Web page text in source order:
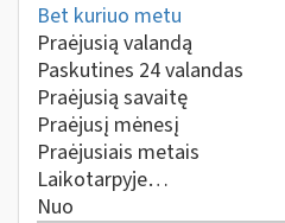
Bet kuriuo metu
Praėjusią valandą
Paskutines 24 valandas
Praėjusią savaitę
Praėjusį mėnesį
Praėjusiais metais
Laikotarpyje…
Nuo